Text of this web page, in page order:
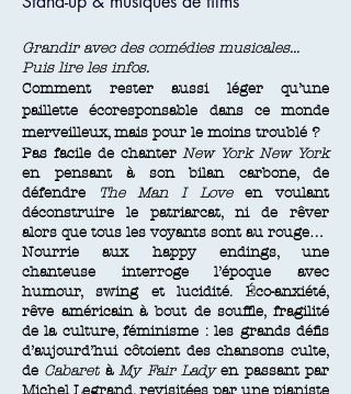
Grandir avec des comédies musicales...
Puis lire les infos.
Comment rester aussi léger qu’une
paillette écoresponsable dans ce monde
merveilleux, mais pour le moins troublé ?
Pas facile de chanterNew York New York
en pensant à son bilan carbone, de
défendre
The Man I Loveen voulant
déconstruire le patriarcat, ni de rêver
alors que tous les voyants sont au rouge…
Nourrie aux happy endings, une
chanteuse interroge l’époque avec
humour, swing et lucidité. Éco-anxiété,
rêve américain à bout de souffle, fragilité
de la culture, féminisme : les grands défis
d’aujourd’hui côtoient des chansons culte,
de CabaretàMy Fair Ladyen passant par